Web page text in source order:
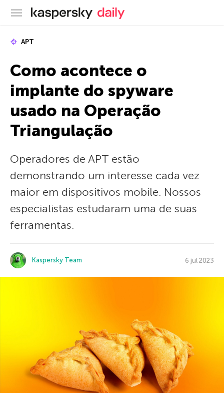
Blog oficial da Kaspersky
APT
Como acontece o
implante do spyware
usado na Operação
Triangulação
Operadores de APT estão
demonstrando um interesse cada vez
maior em dispositivos mobile. Nossos
especialistas estudaram uma de suas
ferramentas.
Kaspersky Team 6 jul 2023